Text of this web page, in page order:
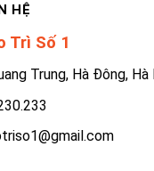
HỆ
Trì Số 1
Trung, Hà Đông, Hà